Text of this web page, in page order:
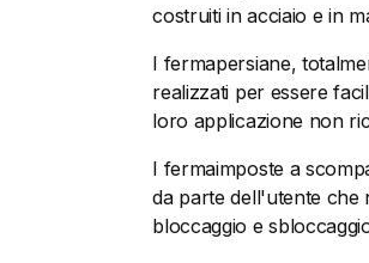
costruiti in acciaio e in
I fermapersiane,
realizzati per essere
loro applicazione non
I fermaimposte a
da parte dell'utente che
bloccaggio e